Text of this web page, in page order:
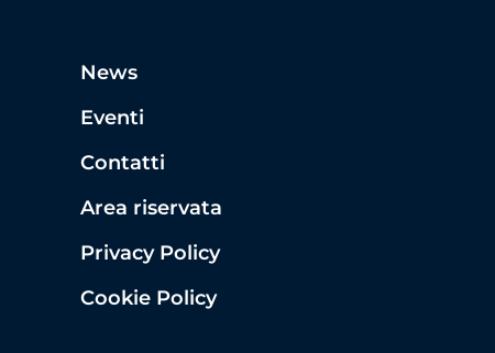
News
Eventi
Contatti
Area riservata
Privacy Policy
Cookie Policy